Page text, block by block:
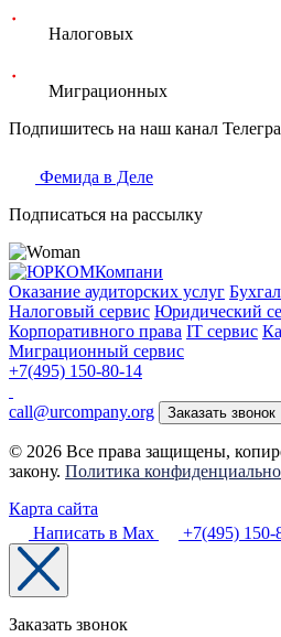
Налоговых
Миграционных
Подпишитесь на наш канал
Фемида в Деле
Подписаться на рассылку
Оказание аудиторских услуг
Налоговый сервис Юридический
Корпоративного права IT сервис
Миграционный сервис
+7(495) 150-80-14
call@urcompany.org Заказать звонок
© 2026 Все права защищены,
закону. Политика
Карта сайта
Написать в Max
+7(495) 150-
Заказать звонок